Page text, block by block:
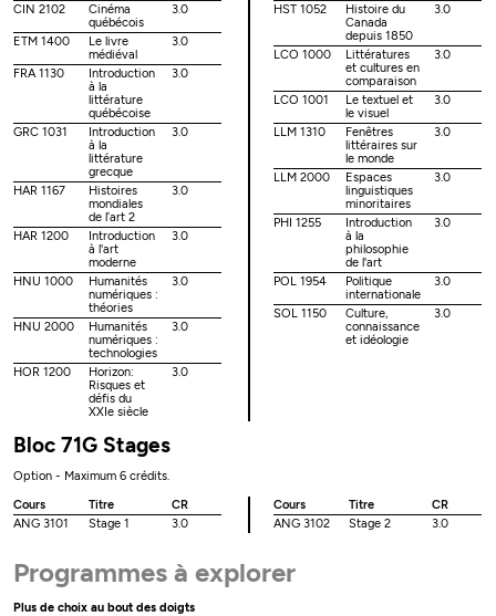
CIN 2102
Cinéma
québécois
3.0
ETM 1400
Le livre
médiéval
3.0
FRA 1130
Introduction
à la
littérature
québécoise
3.0
GRC 1031
Introduction
à la
littérature
grecque
3.0
HAR 1167
Histoires
mondiales
de l’art 2
3.0
HAR 1200
Introduction
à l'art
moderne
3.0
HNU 1000
Humanités
numériques :
théories
3.0
HNU 2000
Humanités
numériques :
technologies
3.0
HOR 1200
Horizon:
Risques et
défis du
XXIe siècle
3.0
HST 1052
Histoire du
Canada
depuis 1850
3.0
LCO 1000
Littératures
et cultures en
comparaison
3.0
LCO 1001
Le textuel et
le visuel
3.0
LLM 1310
Fenêtres
littéraires sur
le monde
3.0
LLM 2000
Espaces
linguistiques
minoritaires
3.0
PHI 1255
Introduction
à la
philosophie
de l'art
3.0
POL 1954
Politique
internationale
3.0
SOL 1150
Culture,
connaissance
et idéologie
3.0
Bloc 71G Stages
Option - Maximum 6 crédits.
Cours
Titre
CR
ANG 3101
Stage 1 3.0
Cours Titre
CR
ANG 3102
Stage 2 3.0
Programmes à explorer
Plus de choix au bout des doigts